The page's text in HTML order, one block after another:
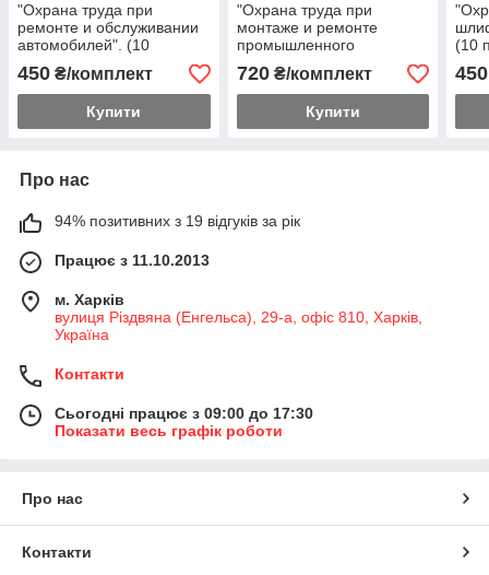
"Охрана труда при
ремонте и обслуживании
автомобилей". (10
плакатов ф. А3)
450 ₴/комплект
Купити
"Охрана труда при
монтаже и ремонте
промышленного
оборудования". (16
плакатов ф. А3)
720₴/комплект
Купити
(10
450
Про нас
94% позитивних з 19 відгуків за рік
Працює з 11.10.2013
м. Харків
вулиця Різдвяна (Енгельса), 29-а, офіс 810, Харків,
Україна
Контакти
Сьогодні працює з 09:00 до 17:30
Показати весь графік роботи
Про нас
Контакти